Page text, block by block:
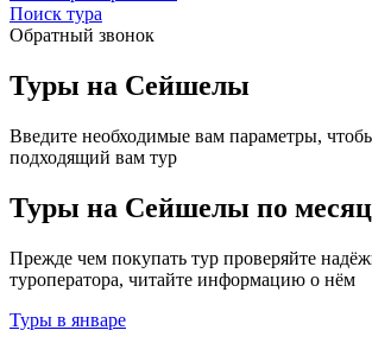
Поиск тура
Обратный звонок
Туры на Сейшелы
Введите необходимые вам параметры,
подходящий вам тур
Туры на Сейшелы по
Прежде чем покупать тур проверяйте
туроператора, читайте информацию о нём
Туры в январе